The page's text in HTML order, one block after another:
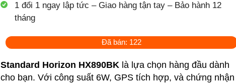
1 đổi 1 ngay lập tức – Giao hàng tận tay – Bảo hành 12
tháng
Đã bán: 122
Standard Horizon HX890BKlà lựa chọn hàng đầu dành
cho bạn. Với công suất 6W, GPS tích hợp, và chứng nhận